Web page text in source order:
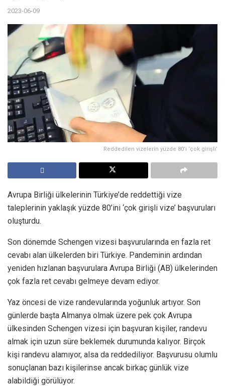
2023-06-09
Reddedilen vizelerin yüzde 80’i ‘çok girişli’
Avrupa Birliği ülkelerinin Türkiye’de reddettiği vize
taleplerinin yaklaşık yüzde 80’ini ‘çok girişli vize’ başvuruları
oluşturdu.
Son dönemde Schengen vizesi başvurularında en fazla ret
cevabı alan ülkelerden biri Türkiye. Pandeminin ardından
yeniden hızlanan başvurulara Avrupa Birliği (AB) ülkelerinden
çok fazla ret cevabı gelmeye devam ediyor.
Yaz öncesi de vize randevularında yoğunluk artıyor. Son
günlerde başta Almanya olmak üzere pek çok Avrupa
ülkesinden Schengen vizesi için başvuran kişiler, randevu
almak için uzun süre beklemek durumunda kalıyor. Birçok
kişi randevu alamıyor, alsa da reddediliyor. Başvurusu olumlu
sonuçlanan bazı kişilerinse ancak birkaç günlük vize
alabildiği görülüyor.